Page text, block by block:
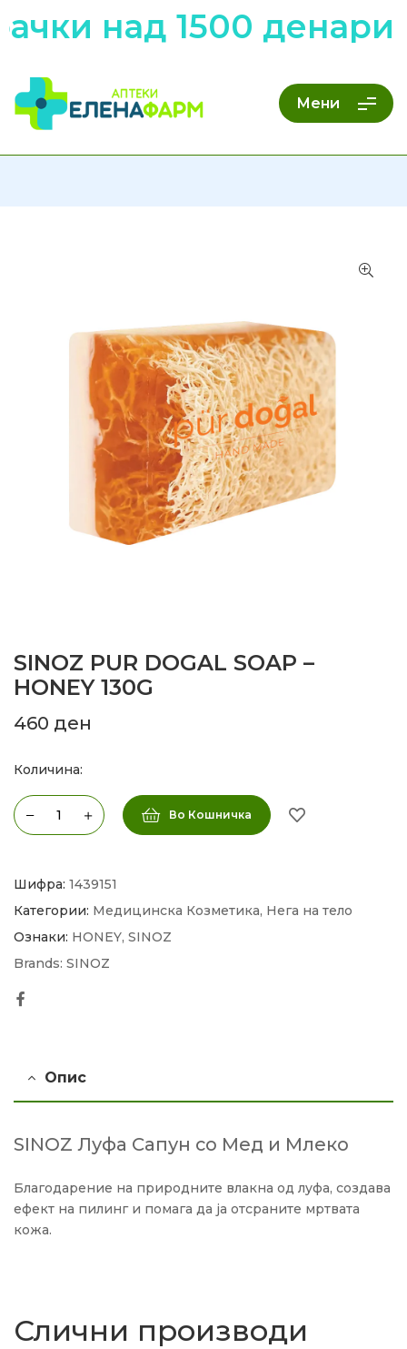
над 1500 денари
Мени
SINOZ PUR DOGAL SOAP –
HONEY 130G
460 ден
Количина:
Во Кошничка
Шифра: 1439151
Категории: Медицинска Козметика, Нега на тело
Ознаки: HONEY, SINOZ
Brands: SINOZ
Опис
SINOZ Луфа Сапун со Мед и Млеко
Благодарение на природните влакна од луфа, создава
ефект на пилинг и помага да ја отсраните мртвата
кожа.
Слични производи